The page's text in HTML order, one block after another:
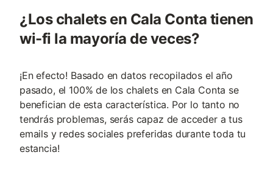
¿Los chalets en Cala Conta tienen
wi-fi la mayoría de veces?
¡En efecto! Basado en datos recopilados el año
pasado, el 100% de los chalets en Cala Conta se
benefician de esta característica. Por lo tanto no
tendrás problemas, serás capaz de acceder a tus
emails y redes sociales preferidas durante toda tu
estancia!